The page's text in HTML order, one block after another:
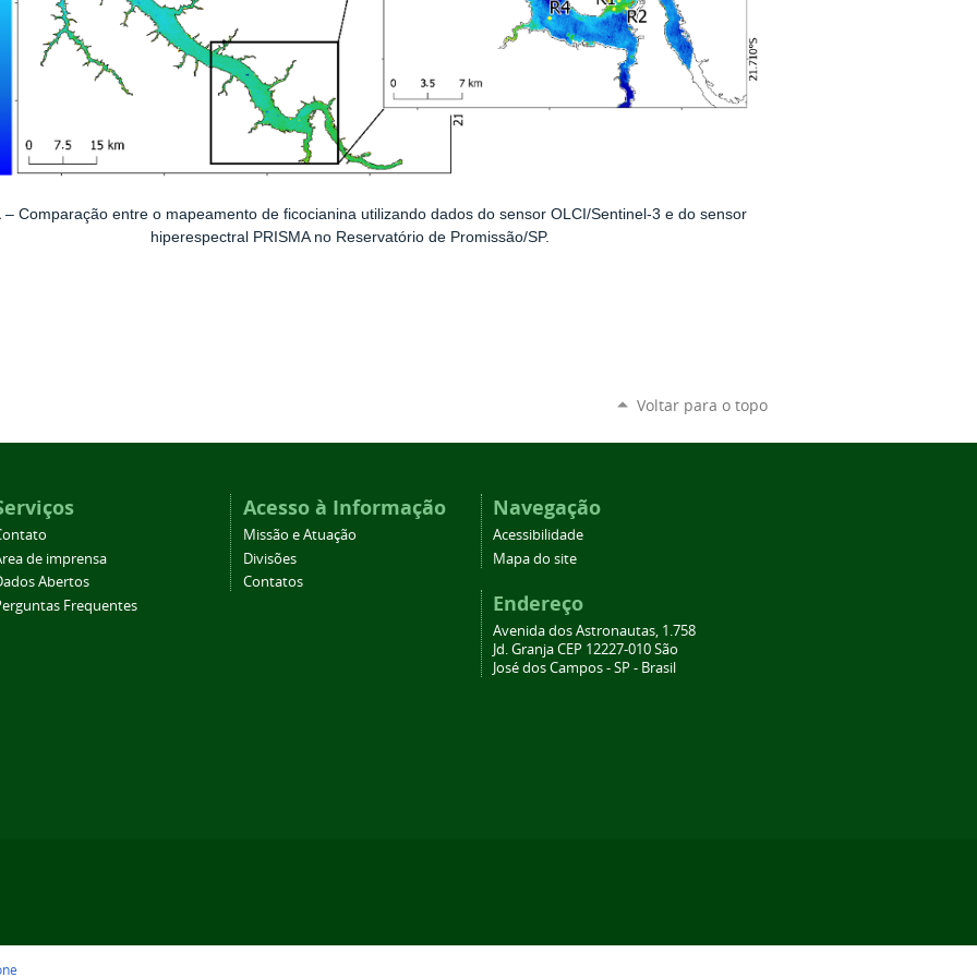
– Comparação entre o mapeamento de ficocianina utilizando dados do sensor OLCI/Sentinel-3 e do sensor
hiperespectral PRISMA no Reservatório de Promissão/SP.
Voltar para o topo
de imprensa
Abertos
Frequentes
Acesso à Informação
Missão e Atuação
Divisões
Contatos
Navegação
Acessibilidade
Mapa do site
Endereço
Avenida dos Astronautas, 1.758
Jd. Granja CEP 12227-010 São
José dos Campos - SP - Brasil